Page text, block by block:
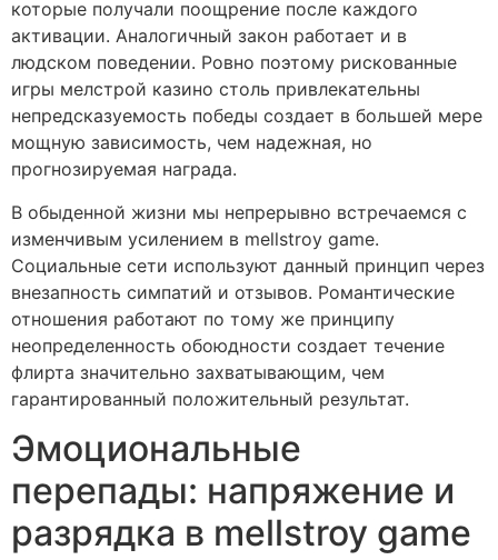
которые получали поощрение после каждого
активации. Аналогичный закон работает и в
людском поведении. Ровно поэтому рискованные
игры мелстрой казино столь привлекательны
непредсказуемость победы создает в большей мере
мощную зависимость, чем надежная, но
прогнозируемая награда.
В обыденной жизни мы непрерывно встречаемся с
изменчивым усилением в mellstroy game.
Социальные сети используют данный принцип через
внезапность симпатий и отзывов. Романтические
отношения работают по тому же принципу
неопределенность обоюдности создает течение
флирта значительно захватывающим, чем
гарантированный положительный результат.
Эмоциональные
перепады: напряжение и
разрядка в mellstroy game